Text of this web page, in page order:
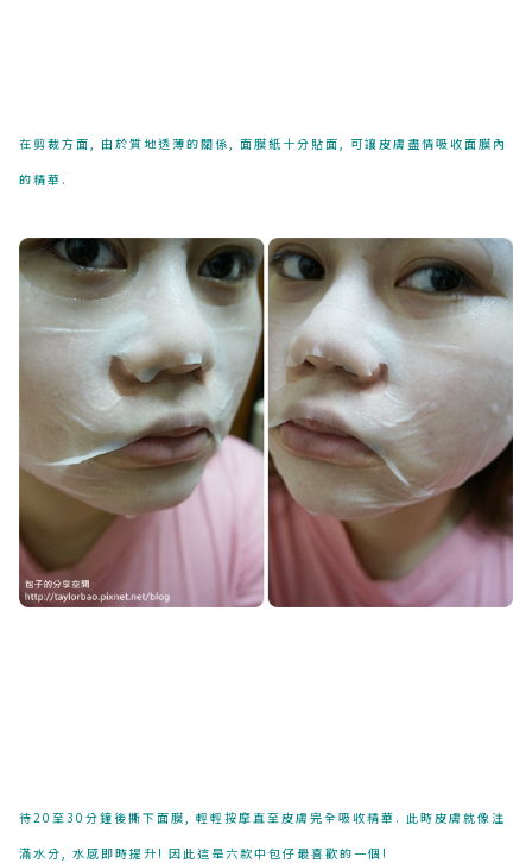
在剪裁方面, 由於質地透薄的關係, 面膜紙十分貼面, 可讓皮膚盡情吸收面膜內
的精華.
待20至30分鐘後撕下面膜, 輕輕按摩直至皮膚完全吸收精華. 此時皮膚就像注
滿水分, 水感即時提升! 因此這是六款中包仔最喜歡的一個!